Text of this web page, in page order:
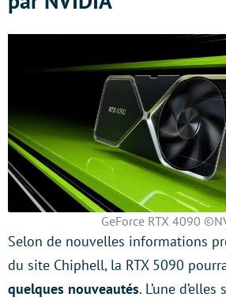
GeForce RTX 4090
Selon de nouvelles informations
du site Chiphell, la RTX 5090
quelques nouveautés. L’une